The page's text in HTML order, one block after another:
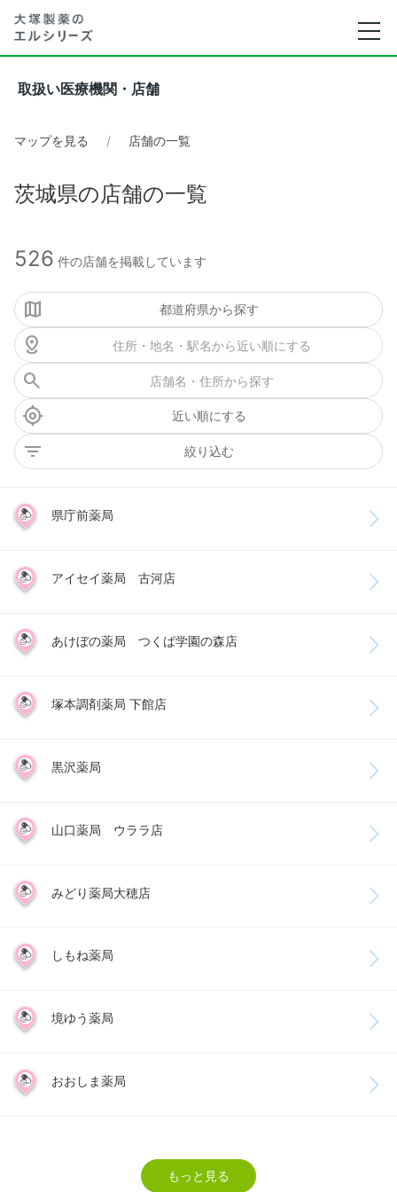
取扱い医療機関・店舗
マップを見る 店舗の一覧
茨城県の店舗の一覧
526 件の店舗を掲載しています
都道府県から探す
近い順にする
絞り込む
県庁前薬局
アイセイ薬局 古河店
あけぼの薬局 つくば学園の森店
塚本調剤薬局 下館店
黒沢薬局
山口薬局 ウララ店
みどり薬局大穂店
しもね薬局
境ゆう薬局
おおしま薬局
もっと見る